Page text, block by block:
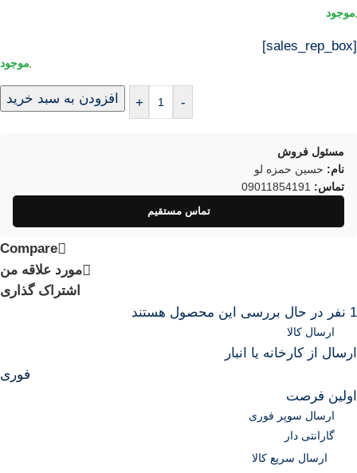
[sales_rep_box]
-
+ افزودن به سبد خرید
مسئول فروش
نام: حسین حمزه لو
تماس: 09011854191
تماس مستقیم
Compare
مورد علاقه من
اشتراک گذاری
1 نفر در حال بررسی این محصول هستند
ارسال کالا
ارسال از کارخانه یا انبار
فوری
اولین فرصت
ارسال سوپر فوری
گارانتی دار
ارسال سریع کالا